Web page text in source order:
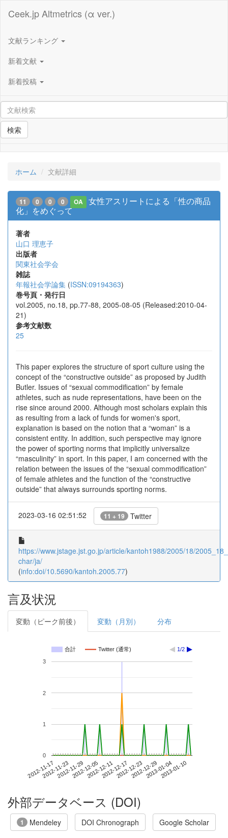
Ceek.jp Altmetrics (α ver.)
文献ランキング
新着文献
新着投稿
検索
ホーム 文献詳細
11 0 0 0 OA
女性アスリートによる「性の商品
化」をめぐって
著者
山口 理恵子
出版者
関東社会学会
雑誌
年報社会学論集 (ISSN:09194363)
巻号頁・発行日
vol.2005, no.18, pp.77-88, 2005-08-05 (Released:2010-04-
21)
参考文献数
25
This paper explores the structure of sport culture using the
concept of the “constructive outside” as proposed by Judith
Butler. Issues of “sexual commodification” by female
athletes, such as nude representations, have been on the
rise since around 2000. Although most scholars explain this
as resulting from a lack of funds for women's sport,
explanation is based on the notion that a “woman” is a
consistent entity. In addition, such perspective may ignore
the power of sporting norms that implicitly universalize
“masculinity” in sport. In this paper, I am concerned with the
relation between the issues of the “sexual commodification”
of female athletes and the function of the “constructive
outside” that always surrounds sporting norms.
2023-03-16 02:51:52 11 + 19 Twitter
https://www.jstage.jst.go.jp/article/kantoh1988/2005/18/
char/ja/
(info:doi/10.5690/kantoh.2005.77)
言及状況
変動（ピーク前後） 変動（月別） 分布
合計 Twitter (通常) 1/2
2012-11-172012-11-232012-11-292012-12-052012-12-112012-12-172012-12-232012-12-292013-01-042013-01-10
0
1
2
3
外部データベース (DOI)
1 Mendeley DOI Chronograph Google Scholar